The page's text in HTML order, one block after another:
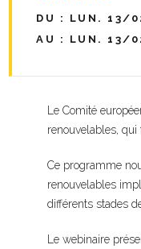
DU : LUN. 13/
AU : LUN. 13/
Le Comité
renouvelables, qui
Ce programme
renouvelables
différents stades
Le webinaire